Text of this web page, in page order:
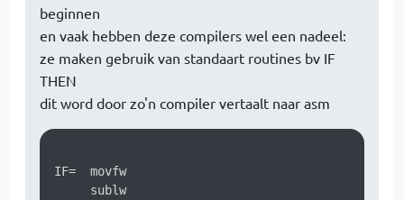
beginnen
en vaak hebben deze compilers wel een nadeel:
ze maken gebruik van standaart routines bv IF
THEN
dit word door zo'n compiler vertaalt naar asm
IF=  movfw
     sublw